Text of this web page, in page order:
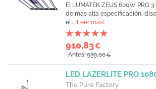
El LUMATEK ZEUS 600W PRO
de más alta especificación,
el... [Leer más]
910,83€
Antes: 939,00€
LED LAZERLITE PRO
The Pure Factory